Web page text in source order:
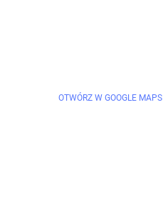
OTWÓRZ W GOOGLE MAPS